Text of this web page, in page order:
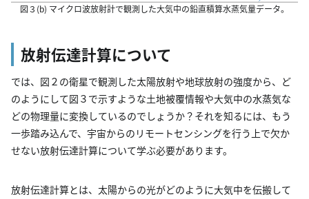
図３(b) マイクロ波放射計で観測した大気中の鉛直積算水蒸気量データ。
放射伝達計算について
では、図２の衛星で観測した太陽放射や地球放射の強度から、ど
のようにして図３で示すような土地被覆情報や大気中の水蒸気な
どの物理量に変換しているのでしょうか？それを知るには、もう
一歩踏み込んで、宇宙からのリモートセンシングを行う上で欠か
せない放射伝達計算について学ぶ必要があります。
放射伝達計算とは、太陽からの光がどのように大気中を伝搬して